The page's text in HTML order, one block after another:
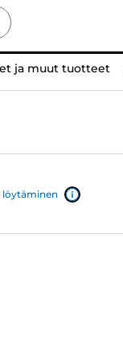
ja muut tuotteet
löytäminen